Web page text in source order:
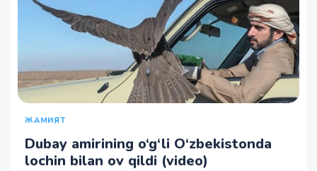
ЖАМИЯТ
Dubay amirining o‘g‘li O‘zbekistonda
lochin bilan ov qildi (video)